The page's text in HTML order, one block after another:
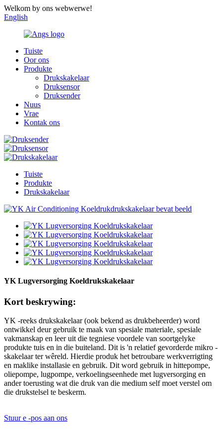
Welkom by ons webwerwe!
English
Tuiste
Oor ons
Produkte
Drukskakelaar
Druksensor
Druksender
Nuus
Vrae
Kontak ons
Tuiste
Produkte
Drukskakelaar
YK Lugversorging Koeldrukskakelaar
Kort beskrywing:
YK -reeks drukskakelaar (ook bekend as drukbeheerder) word
ontwikkel deur gebruik te maak van spesiale materiale, spesiale
vakmanskap en leer uit die tegniese voordele van soortgelyke
produkte tuis en in die buiteland. Dit is 'n relatief gevorderde mikro -
skakelaar ter wêreld. Hierdie produk het betroubare werkverrigting
en maklike installasie en gebruik. Dit word gebruik in hittepompe,
oliepompe, lugpompe, verkoelingseenhede met lugversorging en
ander toerusting wat die druk van die medium self moet verstel om
die drukstelsel te beskerm.
Stuur e -pos aan ons